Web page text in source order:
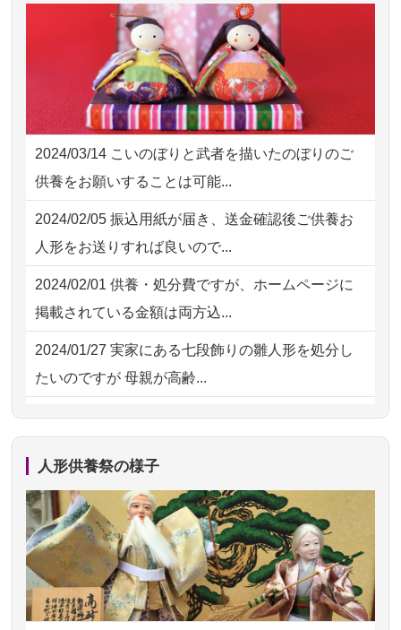
2026/08/02 09:15 神奈川の方からお申込み
2026/08/02 06:46 相模原の方からお申込み
2026/08/01 19:28 東京都の方からお申込み
2026/08/01 17:10 東京都の方からお申込み
2026/08/01 11:07 さいたの方からお申込み
2026/07/31 17:28 栃木県の方からお申込み
NEW
お人形の仕分けなども丁寧に行う
様子から、大切...
2026/07/25供養の内容（料金や送り方等）がとて
も丁寧に説...
2026/07/18 つい先日も利用させていただきまし
た。 手続...
2026/07/18 大切にしていたお人形をきちんと供養
してくださ...
2026/07/15 子供の頃から可愛がってきた七段飾り
の雛人形で...
2026/07/15 お客様の声を読み、丁寧に供養してい
ただけそう...
2026/07/11思い出のある人形達を、ちゃんと供養
したく、花...
2026/07/10家から近かったので。
2026/07/08誰も住んでいない実家の片付けを始め
ました。 ...
2024/03/14 こいのぼりと武者を描いたのぼりのご
供養をお願いすることは可能...
2024/02/05 振込用紙が届き、送金確認後ご供養お
人形をお送りすれば良いので...
2024/02/01 供養・処分費ですが、ホームページに
掲載されている金額は両方込...
2024/01/27 実家にある七段飾りの雛人形を処分し
たいのですが 母親が高齢...
2024/01/13剥製の供養・処分をお願いできます
ですが？
2024/01/13お雛様のセットを供養・処分したいの
ですが、お雛様とお内裏様だ...
2024/01/13供養申込みの後、供養祭までお人形は
人形供養祭の様子